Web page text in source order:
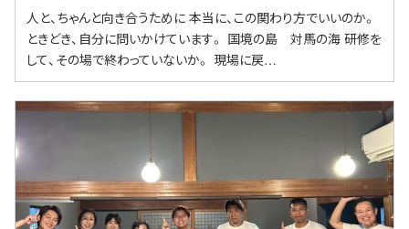
人と、ちゃんと向き合うために 本当に、この関わり方でいいのか。
ときどき、自分に問いかけています。 国境の島 対馬の海 研修を
して、その場で終わっていないか。 現場に戻…